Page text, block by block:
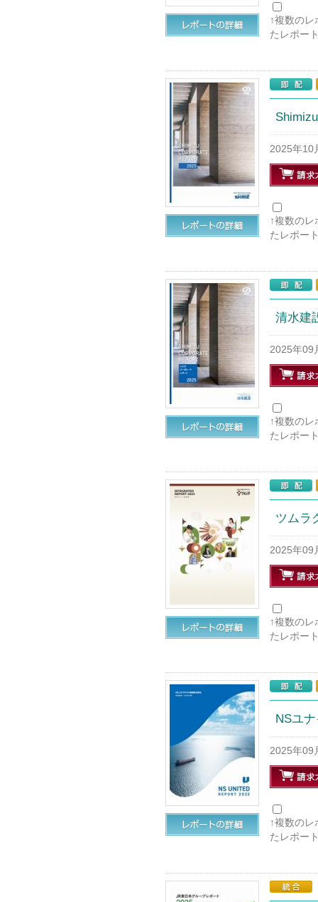
↑複数の
たレポー
2025年10
↑複数の
たレポー
清水建
2025年09
↑複数の
たレポー
ツムラ
2025年09
↑複数の
たレポー
NSユ
2025年09
↑複数の
たレポー